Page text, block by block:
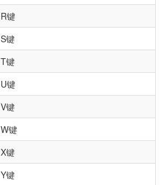
R键
S键
T键
U键
V键
W键
X键
Y键